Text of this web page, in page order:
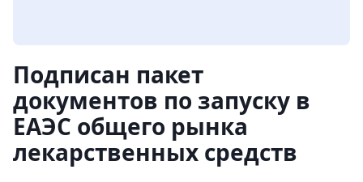
Подписан пакет
документов по запуску в
ЕАЭС общего рынка
лекарственных средств